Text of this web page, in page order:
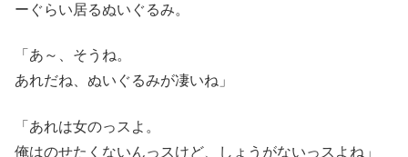
ーぐらい居るぬいぐるみ。
「あ～、そうね。
あれだね、ぬいぐるみが凄いね」
「あれは女のっスよ。
俺はのせたくないんっスけど、しょうがないっスよね」